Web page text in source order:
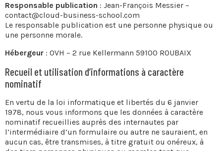
Responsable publication : Jean-François Messier –
contact@cloud-business-school.com
Le responsable publication est une personne physique ou
une personne morale.
Hébergeur : OVH – 2 rue Kellermann 59100 ROUBAIX
Recueil et utilisation d’informations à caractère
nominatif
En vertu de la loi informatique et libertés du 6 janvier
1978, nous vous informons que les données à caractère
nominatif recueillies auprès des internautes par
l’intermédiaire d’un formulaire ou autre ne sauraient, en
aucun cas, être transmises, à titre gratuit ou onéreux, à